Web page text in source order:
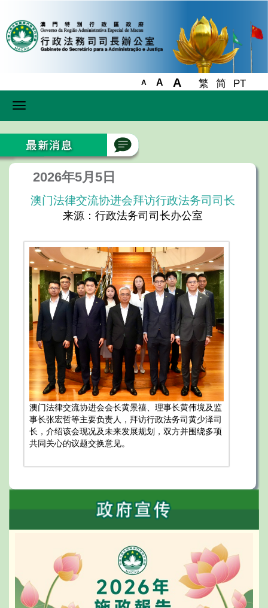
A A A 繁 简 PT
Toggle
2026年5月5日
澳门法律交流协进会拜访行政法务司司长
来源：行政法务司司长办公室
澳门法律交流协进会会长黄景禧、理事长黄伟境及监
事长张宏哲等主要负责人，拜访行政法务司黄少泽司
长，介绍该会现况及未来发展规划，双方并围绕多项
共同关心的议题交换意见。